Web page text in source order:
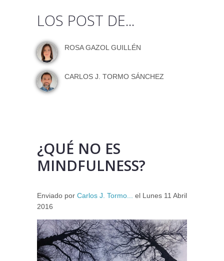
LOS POST DE...
ROSA GAZOL GUILLÉN
CARLOS J. TORMO SÁNCHEZ
¿QUÉ NO ES
MINDFULNESS?
Enviado por Carlos J. Tormo... el Lunes 11 Abril
2016